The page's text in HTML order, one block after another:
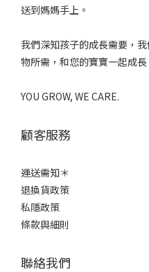
送到媽媽手上。
我們深知孩子的成長需要，
物所需，和您的寶寶一起成長
YOU GROW, WE CARE.
顧客服務
運送需知＊
退換貨政策
私隱政策
條款與細則
聯絡我們